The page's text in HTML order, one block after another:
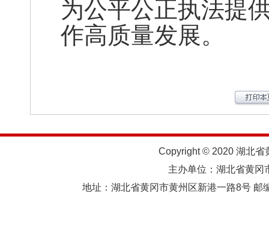
为公平公正执法提
作高质量发展。
Copyright © 2020 湖北省
主办单位：湖北省黄
地址：湖北省黄冈市黄州区新港一路8号